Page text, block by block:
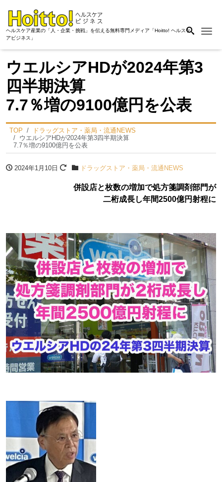
ヘルスケア産業の「人・企業・挑戦」を伝える無料専門メディア「Hoitto! ヘルスケ
アビジネス」
ウエルシアHDが2024年第3
四半期決算
7.7％増の9100億円を公表
TOP
ドラッグストア・薬局・流通NEWS
ウエルシアHDが2024年第3四半期決算
7.7％増の9100億円を公表
2024年1月10日 ドラッグストア・薬局・流通NEWS
併設店と枚数の増加で処方箋調剤部門が
二桁成長し年間2500億円射程に